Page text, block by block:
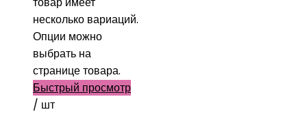
несколько вариаций.
Опции можно
выбрать на
странице товара.
Быстрый просмотр
/ шт